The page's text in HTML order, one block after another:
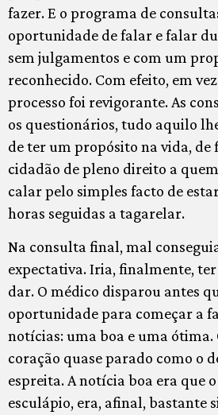
fazer. E o programa de
oportunidade de falar e falar
sem julgamentos e com um
reconhecido. Com efeito, em
processo foi revigorante. As
os questionários, tudo aquilo
de ter um propósito na vida, de
cidadão de pleno direito a
calar pelo simples facto de
horas seguidas a tagarelar.
Na consulta final, mal
expectativa. Iria, finalmente,
dar. O médico disparou antes
oportunidade para começar a
notícias: uma boa e uma ótima.
coração quase parado como o
espreita. A notícia boa era que o
esculápio, era, afinal, bastante